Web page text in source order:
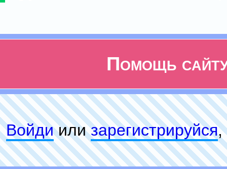
Помощь
Войдиилизарeгиcтpируйся,